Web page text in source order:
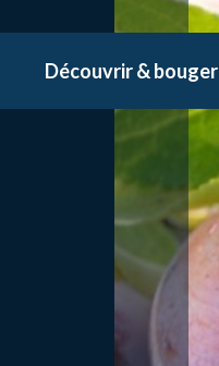
Découvrir & bouger